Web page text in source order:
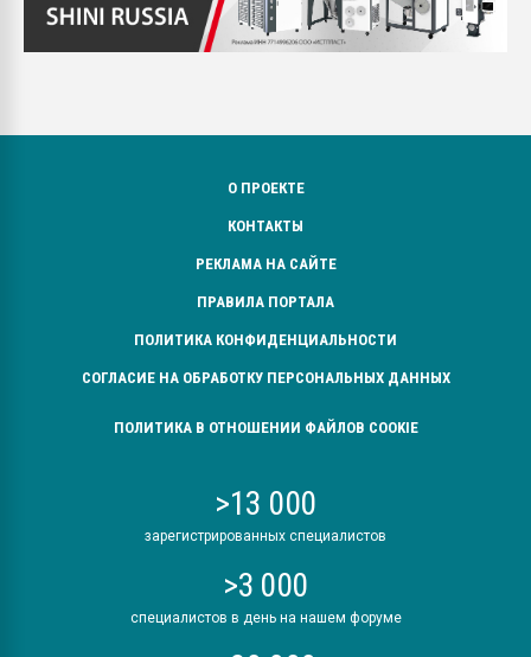
О ПРОЕКТЕ
КОНТАКТЫ
РЕКЛАМА НА САЙТЕ
ПРАВИЛА ПОРТАЛА
ПОЛИТИКА КОНФИДЕНЦИАЛЬНОСТИ
СОГЛАСИЕ НА ОБРАБОТКУ ПЕРСОНАЛЬНЫХ ДАННЫХ
ПОЛИТИКА В ОТНОШЕНИИ ФАЙЛОВ COOKIE
>13 000
зарегистрированных специалистов
>3 000
специалистов в день на нашем форуме